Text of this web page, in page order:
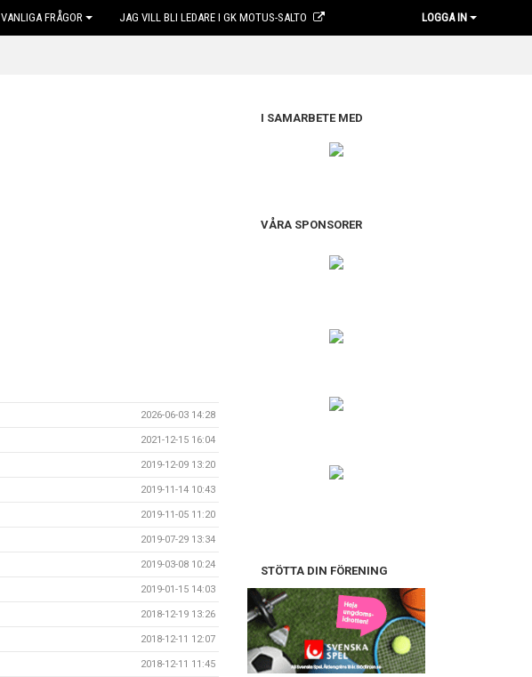
VANLIGA FRÅGOR JAG VILL BLI LEDARE I GK MOTUS-SALTO LOGGA IN
2026-06-03 14:28
2021-12-15 16:04
2019-12-09 13:20
2019-11-14 10:43
2019-11-05 11:20
2019-07-29 13:34
2019-03-08 10:24
2019-01-15 14:03
2018-12-19 13:26
2018-12-11 12:07
2018-12-11 11:45
I SAMARBETE MED
VÅRA SPONSORER
STÖTTA DIN FÖRENING